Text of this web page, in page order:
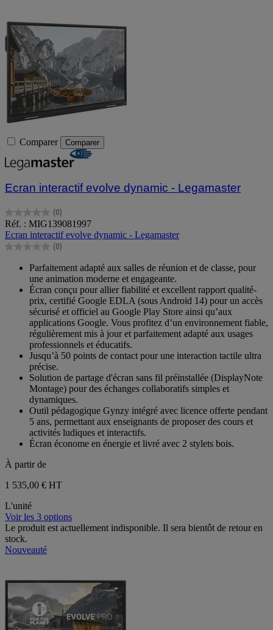
Comparer Comparer
Ecran interactif evolve dynamic - Legamaster
(0)
0.0
sur
5
étoiles.
Réf. : MIG139081997
Ecran interactif evolve dynamic - Legamaster
(0)
0.0
étoiles.
Parfaitement adapté aux salles de réunion et de classe, pour
une animation moderne et engageante.
Écran conçu pour allier fiabilité et excellent rapport qualité-
prix, certifié Google EDLA (sous Android 14) pour un accès
sécurisé et officiel au Google Play Store ainsi qu’aux
applications Google. Vous profitez d’un environnement fiable,
régulièrement mis à jour et parfaitement adapté aux usages
professionnels et éducatifs.
Jusqu’à 50 points de contact pour une interaction tactile ultra
précise.
Solution de partage d'écran sans fil préinstallée (DisplayNote
Montage) pour des échanges collaboratifs simples et
dynamiques.
Outil pédagogique Gynzy intégré avec licence offerte pendant
5 ans, permettant aux enseignants de proposer des cours et
activités ludiques et interactifs.
Écran économe en énergie et livré avec 2 stylets bois.
À partir de
1 535,00 € HT
L'unité
Voir les 3 options
Le produit est actuellement indisponible. Il sera bientôt de retour en
stock.
Nouveauté